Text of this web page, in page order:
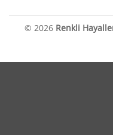
© 2026 Renkli